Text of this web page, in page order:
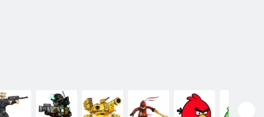
RigBMX 2 avarijos Prakeikimas